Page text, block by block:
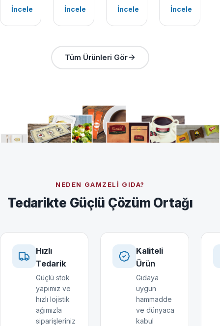
İncele
İncele
İncele İncele
Tüm Ürünleri Gör
NEDEN GAMZELI GIDA?
Tedarikte Güçlü Çözüm Ortağı
Hızlı
Tedarik
Güçlü stok
yapımız ve
hızlı lojistik
ağımızla
siparişleriniz
Kaliteli
Ürün
Gıdaya
uygun
hammadde
ve dünyaca
kabul